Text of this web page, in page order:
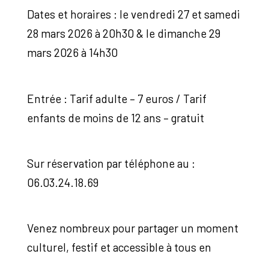
Dates et horaires : le vendredi 27 et samedi
28 mars 2026 à 20h30 & le dimanche 29
mars 2026 à 14h30
Entrée : Tarif adulte – 7 euros / Tarif
enfants de moins de 12 ans – gratuit
Sur réservation par téléphone au :
06.03.24.18.69
Venez nombreux pour partager un moment
culturel, festif et accessible à tous en